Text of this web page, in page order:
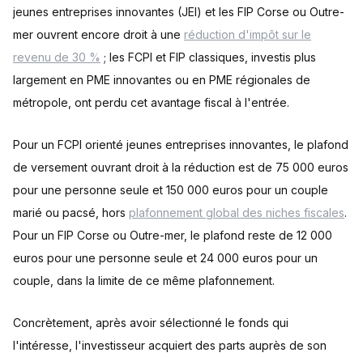
jeunes entreprises innovantes (JEI) et les FIP Corse ou Outre-
mer ouvrent encore droit à une réduction d'impôt sur le
revenu de 30 % ; les FCPI et FIP classiques, investis plus
largement en PME innovantes ou en PME régionales de
métropole, ont perdu cet avantage fiscal à l'entrée.
Pour un FCPI orienté jeunes entreprises innovantes, le plafond
de versement ouvrant droit à la réduction est de 75 000 euros
pour une personne seule et 150 000 euros pour un couple
marié ou pacsé, hors plafonnement global des niches fiscales.
Pour un FIP Corse ou Outre-mer, le plafond reste de 12 000
euros pour une personne seule et 24 000 euros pour un
couple, dans la limite de ce même plafonnement.
Concrètement, après avoir sélectionné le fonds qui
l'intéresse, l'investisseur acquiert des parts auprès de son